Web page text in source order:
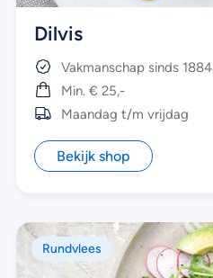
Dilvis
Vakmanschap sinds 1884
Min. € 25,-
Maandag t/m vrijdag
Bekijk shop
Rundvlees